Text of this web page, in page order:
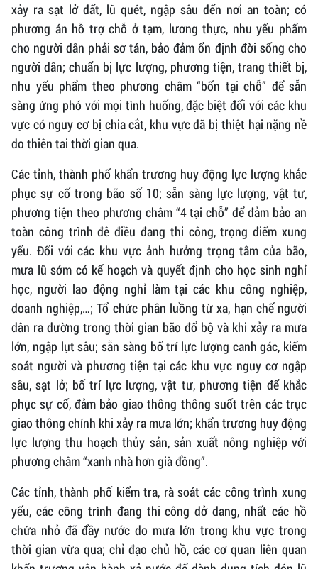
xảy ra sạt lở đất, lũ quét, ngập sâu đến nơi an toàn; có
phương án hỗ trợ chỗ ở tạm, lương thực, nhu yếu phẩm
cho người dân phải sơ tán, bảo đảm ổn định đời sống cho
người dân; chuẩn bị lực lượng, phương tiện, trang thiết bị,
nhu yếu phẩm theo phương châm “bốn tại chỗ” để sẵn
sàng ứng phó với mọi tình huống, đặc biệt đối với các khu
vực có nguy cơ bị chia cắt, khu vực đã bị thiệt hại nặng nề
do thiên tai thời gian qua.
Các tỉnh, thành phố khẩn trương huy động lực lượng khắc
phục sự cố trong bão số 10; sẵn sàng lực lượng, vật tư,
phương tiện theo phương châm “4 tại chỗ” để đảm bảo an
toàn công trình đê điều đang thi công, trọng điểm xung
yếu. Đối với các khu vực ảnh hưởng trọng tâm của bão,
mưa lũ sớm có kế hoạch và quyết định cho học sinh nghỉ
học, người lao động nghỉ làm tại các khu công nghiệp,
doanh nghiệp,…; Tổ chức phân luồng từ xa, hạn chế người
dân ra đường trong thời gian bão đổ bộ và khi xảy ra mưa
lớn, ngập lụt sâu; sẵn sàng bố trí lực lượng canh gác, kiểm
soát người và phương tiện tại các khu vực nguy cơ ngập
sâu, sạt lở; bố trí lực lượng, vật tư, phương tiện để khắc
phục sự cố, đảm bảo giao thông thông suốt trên các trục
giao thông chính khi xảy ra mưa lớn; khẩn trương huy động
lực lượng thu hoạch thủy sản, sản xuất nông nghiệp với
phương châm “xanh nhà hơn già đồng”.
Các tỉnh, thành phố kiểm tra, rà soát các công trình xung
yếu, các công trình đang thi công dở dang, nhất các hồ
chứa nhỏ đã đầy nước do mưa lớn trong khu vực trong
thời gian vừa qua; chỉ đạo chủ hồ, các cơ quan liên quan